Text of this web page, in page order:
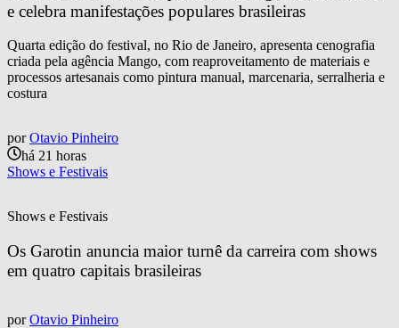
e celebra manifestações populares brasileiras
Quarta edição do festival, no Rio de Janeiro, apresenta cenografia
criada pela agência Mango, com reaproveitamento de materiais e
processos artesanais como pintura manual, marcenaria, serralheria e
costura
por Otavio Pinheiro
há 21 horas
Shows e Festivais
Shows e Festivais
Os Garotin anuncia maior turnê da carreira com shows
em quatro capitais brasileiras
por Otavio Pinheiro